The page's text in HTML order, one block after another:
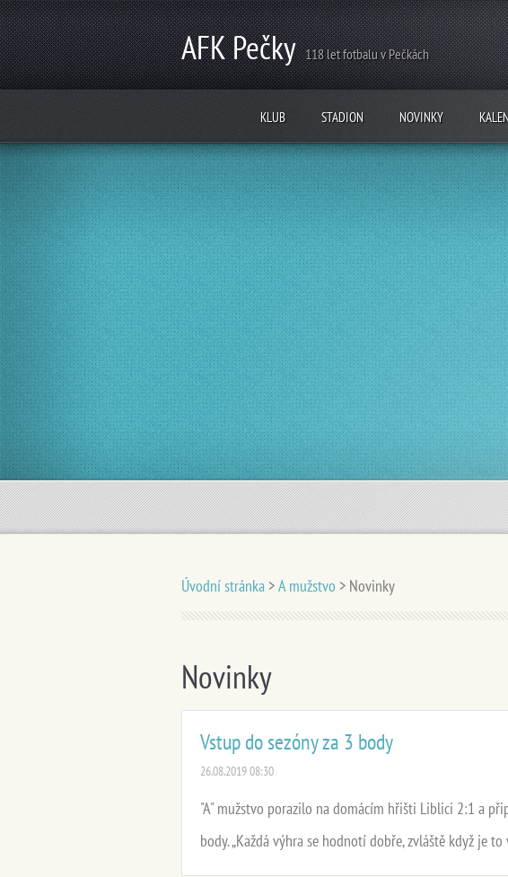
AFK Pečky 118 let fotbalu v Pečkách
KLUB STADION NOVINKY
Úvodní stránka >A mužstvo > Novinky
Novinky
Vstup do sezóny za 3 body
26.08.2019 08:30
"A" mužstvo porazilo na domácím hřišti Liblici 2:1 a
body. „Každá výhra se hodnotí dobře, zvláště když je